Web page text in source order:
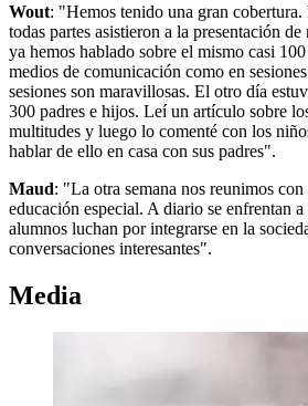
Wout: "Hemos tenido una gran cobertura.
todas partes asistieron a la presentación
ya hemos hablado sobre el mismo casi
medios de comunicación como en
sesiones son maravillosas. El otro día
300 padres e hijos. Leí un artículo sobre
multitudes y luego lo comenté con los
hablar de ello en casa con sus padres".
Maud: "La otra semana nos reunimos
educación especial. A diario se enfrentan
alumnos luchan por integrarse en la
conversaciones interesantes".
Media